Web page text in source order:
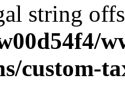
string
custom-